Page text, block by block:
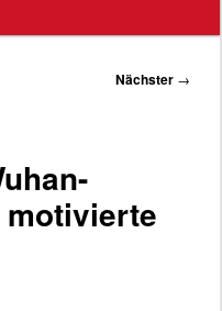
Nächster →